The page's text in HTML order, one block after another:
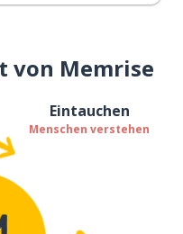
von Memrise
Eintauchen
Menschen verstehen